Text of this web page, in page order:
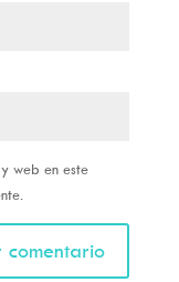
web en este